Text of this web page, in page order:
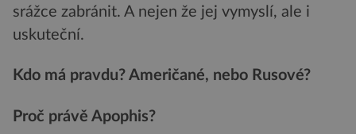
srážce zabránit. A nejen že jej vymyslí, ale i
uskuteční.
Kdo má pravdu? Američané, nebo Rusové?
Proč právě Apophis?